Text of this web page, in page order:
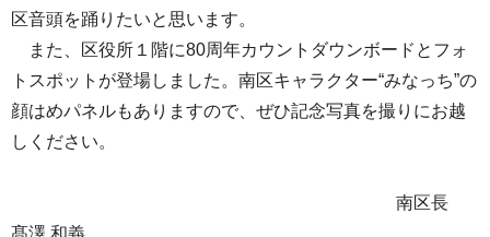
区音頭を踊りたいと思います。
また、区役所１階に80周年カウントダウンボードとフォ
トスポットが登場しました。南区キャラクター“みなっち”の
顔はめパネルもありますので、ぜひ記念写真を撮りにお越
しください。
南区長